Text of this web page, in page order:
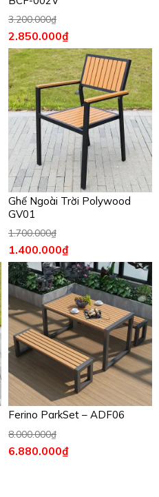
3.200.000₫
2.850.000₫
Ghế Ngoài Trời Polywood
GV01
1.700.000₫
1.400.000₫
Ferino ParkSet – ADF06
8.000.000₫
6.880.000₫